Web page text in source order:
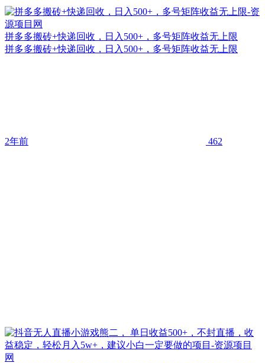
拼多多搬砖+快递回收，日入500+，多号矩阵收益无上限
拼多多搬砖+快递回收，日入500+，多号矩阵收益无上限
2年前 462